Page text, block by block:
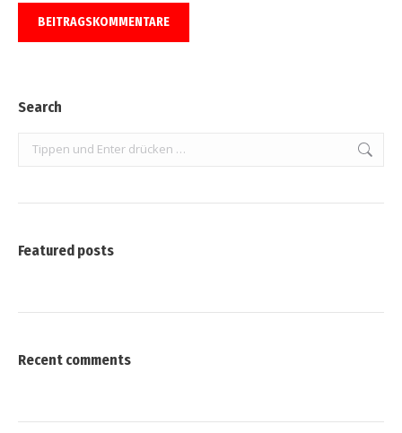
BEITRAGSKOMMENTARE
Search
Search:
Featured posts
Recent comments